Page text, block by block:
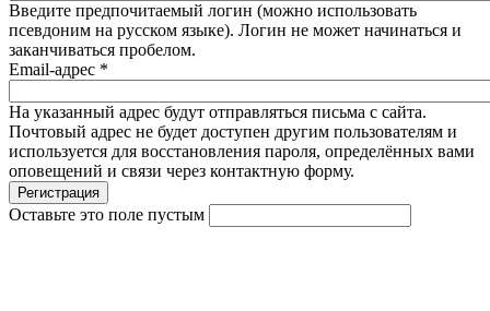
Введите предпочитаемый логин (можно использовать
псевдоним на русском языке). Логин не может начинаться и
заканчиваться пробелом.
Email-адрес *
На указанный адрес будут отправляться письма с сайта.
Почтовый адрес не будет доступен другим пользователям и
используется для восстановления пароля, определённых вами
оповещений и связи через контактную форму.
Оставьте это поле пустым